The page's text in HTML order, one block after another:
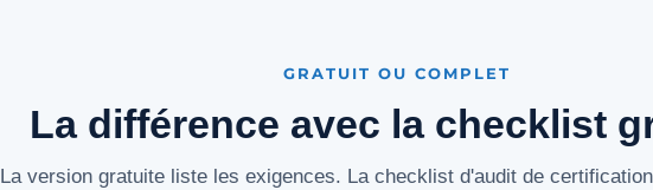
GRATUIT OU COMPLET
La différence avec la checklist
La version gratuite liste les exigences. La checklist d'audit de